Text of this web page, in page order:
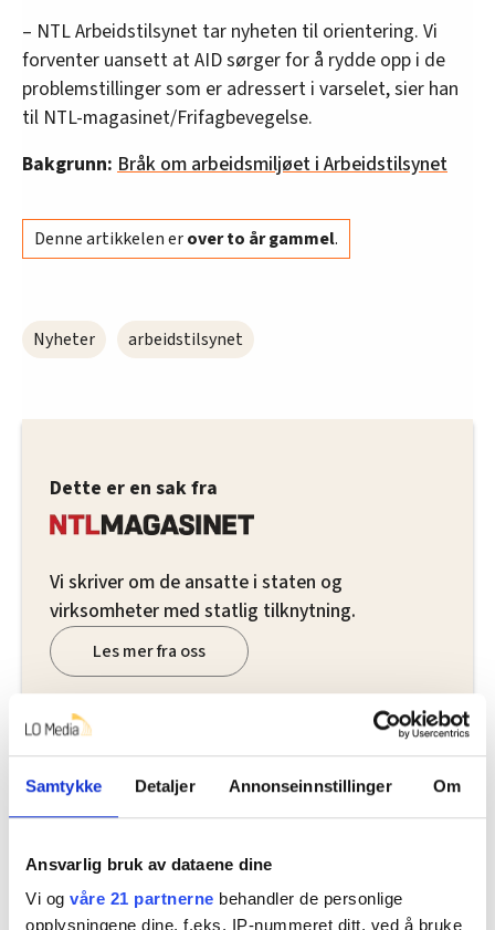
Samtykke Detaljer Annonseinnstillinger Om
Ansvarlig bruk av dataene dine
Vi og våre 21 partnerne behandler de personlige
opplysningene dine, f.eks. IP-nummeret ditt, ved å bruke
– NTL Arbeidstilsynet tar nyheten til orientering. Vi
forventer uansett at AID sørger for å rydde opp i de
problemstillinger som er adressert i varselet, sier han
til NTL-magasinet/Frifagbevegelse.
Bakgrunn: Bråk om arbeidsmiljøet i Arbeidstilsynet
Denne artikkelen erover to år gammel.
Nyheter arbeidstilsynet
Dette er en sak fra
Vi skriver om de ansatte i staten og
virksomheter med statlig tilknytning.
Les mer fra oss
Nå:4stillingsannonser